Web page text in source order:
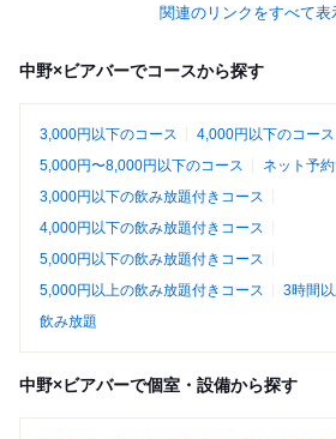
関連のリンクをすべて表
中野×ビアバーでコースから探す
3,000円以下のコース
4,000円以下のコース
5,000円〜8,000円以下のコース
ネット予
3,000円以下の飲み放題付きコース
4,000円以下の飲み放題付きコース
5,000円以下の飲み放題付きコース
5,000円以上の飲み放題付きコース
3時間
飲み放題
中野×ビアバーで個室・設備から探す